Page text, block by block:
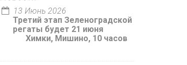
13 Июнь 2026
Третий этап Зеленоградской
регаты будет 21 июня
Химки, Мишино, 10 часов